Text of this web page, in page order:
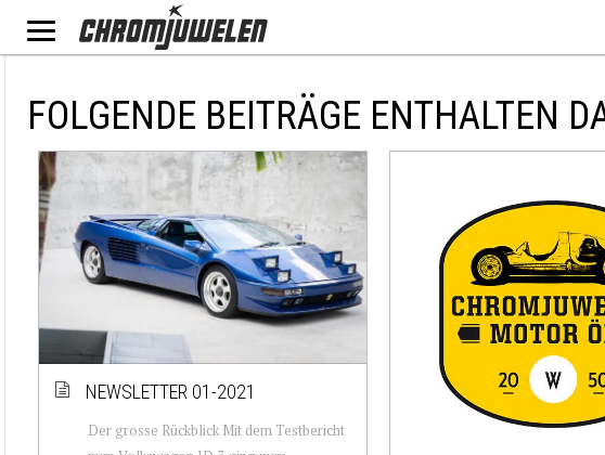
FOLGENDE BEITRÄGE ENTHALTEN
NEWSLETTER 01-2021
Der grosse Rückblick Mit dem Testbericht